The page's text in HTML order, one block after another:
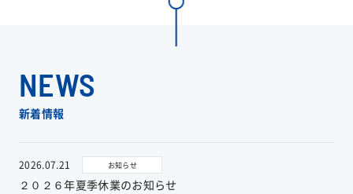
NEWS
新着情報
2026.07.21 お知らせ
２０２６年夏季休業のお知らせ
沿革